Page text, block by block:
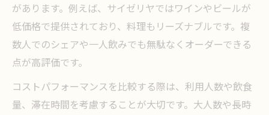
があります。例えば、サイゼリヤではワインやビールが
低価格で提供されており、料理もリーズナブルです。複
数人でのシェアや一人飲みでも無駄なくオーダーできる
点が高評価です。
コストパフォーマンスを比較する際は、利用人数や飲食
量、滞在時間を考慮することが大切です。大人数や長時